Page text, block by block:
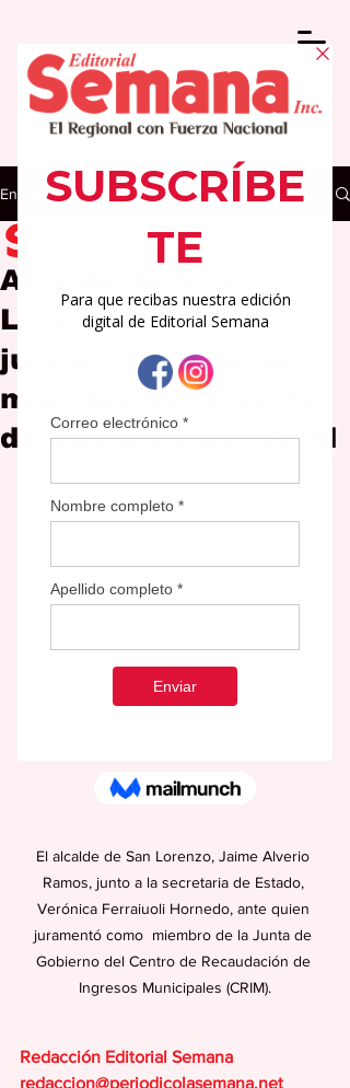
Entrada
Alcalde de San
Lorenzo es
juramentado como
miembro de la Junta
de Gobierno del CRIM
2 min de lectura
El alcalde de San Lorenzo, Jaime Alverio
Ramos, junto a la secretaria de Estado,
Verónica Ferraiuoli Hornedo, ante quien
juramentó como  miembro de la Junta de
Gobierno del Centro de Recaudación de
Ingresos Municipales (CRIM).
Redacción Editorial Semana
redaccion@periodicolasemana.net